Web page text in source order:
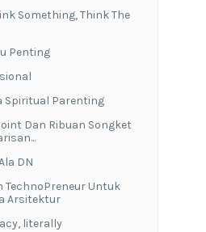
Something, Think The
Penting
Spiritual Parenting
Dan Ribuan Songket
DN
TechnoPreneur Untuk
Arsitektur
literally